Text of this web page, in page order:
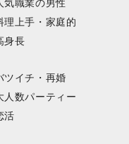
気職業の男性
理上手・家庭的
身長
ツイチ・再婚
人数パーティー
活